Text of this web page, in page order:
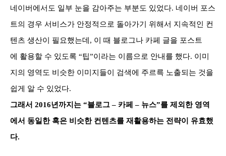
네이버에서도 일부 눈을 감아주는 부분도 있었다. 네이버 포스
트의 경우 서비스가 안정적으로 돌아가기 위해서 지속적인 컨
텐츠 생산이 필요했는데, 이 때 블로그나 카페 글을 포스트
에 활용할 수 있도록 “팁”이라는 이름으로 안내를 했다. 이미
지의 영역도 비슷한 이미지들이 검색에 주르륵 노출되는 것을
쉽게 알 수 있었다.
그래서 2016년까지는 “블로그– 카페 – 뉴스”를 제외한 영역
에서 동일한 혹은 비슷한 컨텐츠를 재활용하는 전략이 유효했
다.